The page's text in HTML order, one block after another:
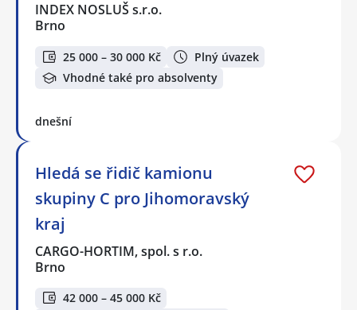
INDEX NOSLUŠ s.r.o.
Brno
25 000 – 30 000 Kč
Plný úvazek
Vhodné také pro absolventy
dnešní
Hledá se řidič kamionu
skupiny C pro Jihomoravský
kraj
CARGO-HORTIM, spol. s r.o.
Brno
42 000 – 45 000 Kč